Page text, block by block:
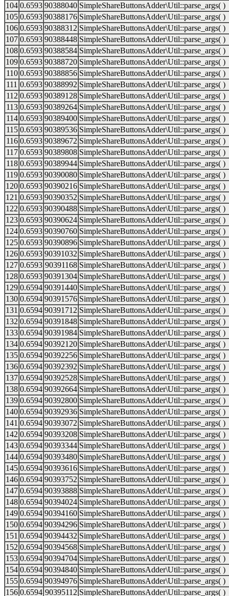
104 0.6593 90388040 SimpleShareButtonsAdder\Util::parse_args( )
105 0.6593 90388176 SimpleShareButtonsAdder\Util::parse_args( )
106 0.6593 90388312 SimpleShareButtonsAdder\Util::parse_args( )
107 0.6593 90388448 SimpleShareButtonsAdder\Util::parse_args( )
108 0.6593 90388584 SimpleShareButtonsAdder\Util::parse_args( )
109 0.6593 90388720 SimpleShareButtonsAdder\Util::parse_args( )
110 0.6593 90388856 SimpleShareButtonsAdder\Util::parse_args( )
111 0.6593 90388992 SimpleShareButtonsAdder\Util::parse_args( )
112 0.6593 90389128 SimpleShareButtonsAdder\Util::parse_args( )
113 0.6593 90389264 SimpleShareButtonsAdder\Util::parse_args( )
114 0.6593 90389400 SimpleShareButtonsAdder\Util::parse_args( )
115 0.6593 90389536 SimpleShareButtonsAdder\Util::parse_args( )
116 0.6593 90389672 SimpleShareButtonsAdder\Util::parse_args( )
117 0.6593 90389808 SimpleShareButtonsAdder\Util::parse_args( )
118 0.6593 90389944 SimpleShareButtonsAdder\Util::parse_args( )
119 0.6593 90390080 SimpleShareButtonsAdder\Util::parse_args( )
120 0.6593 90390216 SimpleShareButtonsAdder\Util::parse_args( )
121 0.6593 90390352 SimpleShareButtonsAdder\Util::parse_args( )
122 0.6593 90390488 SimpleShareButtonsAdder\Util::parse_args( )
123 0.6593 90390624 SimpleShareButtonsAdder\Util::parse_args( )
124 0.6593 90390760 SimpleShareButtonsAdder\Util::parse_args( )
125 0.6593 90390896 SimpleShareButtonsAdder\Util::parse_args( )
126 0.6593 90391032 SimpleShareButtonsAdder\Util::parse_args( )
127 0.6593 90391168 SimpleShareButtonsAdder\Util::parse_args( )
128 0.6593 90391304 SimpleShareButtonsAdder\Util::parse_args( )
129 0.6594 90391440 SimpleShareButtonsAdder\Util::parse_args( )
130 0.6594 90391576 SimpleShareButtonsAdder\Util::parse_args( )
131 0.6594 90391712 SimpleShareButtonsAdder\Util::parse_args( )
132 0.6594 90391848 SimpleShareButtonsAdder\Util::parse_args( )
133 0.6594 90391984 SimpleShareButtonsAdder\Util::parse_args( )
134 0.6594 90392120 SimpleShareButtonsAdder\Util::parse_args( )
135 0.6594 90392256 SimpleShareButtonsAdder\Util::parse_args( )
136 0.6594 90392392 SimpleShareButtonsAdder\Util::parse_args( )
137 0.6594 90392528 SimpleShareButtonsAdder\Util::parse_args( )
138 0.6594 90392664 SimpleShareButtonsAdder\Util::parse_args( )
139 0.6594 90392800 SimpleShareButtonsAdder\Util::parse_args( )
140 0.6594 90392936 SimpleShareButtonsAdder\Util::parse_args( )
141 0.6594 90393072 SimpleShareButtonsAdder\Util::parse_args( )
142 0.6594 90393208 SimpleShareButtonsAdder\Util::parse_args( )
143 0.6594 90393344 SimpleShareButtonsAdder\Util::parse_args( )
144 0.6594 90393480 SimpleShareButtonsAdder\Util::parse_args( )
145 0.6594 90393616 SimpleShareButtonsAdder\Util::parse_args( )
146 0.6594 90393752 SimpleShareButtonsAdder\Util::parse_args( )
147 0.6594 90393888 SimpleShareButtonsAdder\Util::parse_args( )
148 0.6594 90394024 SimpleShareButtonsAdder\Util::parse_args( )
149 0.6594 90394160 SimpleShareButtonsAdder\Util::parse_args( )
150 0.6594 90394296 SimpleShareButtonsAdder\Util::parse_args( )
151 0.6594 90394432 SimpleShareButtonsAdder\Util::parse_args( )
152 0.6594 90394568 SimpleShareButtonsAdder\Util::parse_args( )
153 0.6594 90394704 SimpleShareButtonsAdder\Util::parse_args( )
154 0.6594 90394840 SimpleShareButtonsAdder\Util::parse_args( )
155 0.6594 90394976 SimpleShareButtonsAdder\Util::parse_args( )
156 0.6594 90395112 SimpleShareButtonsAdder\Util::parse_args( )